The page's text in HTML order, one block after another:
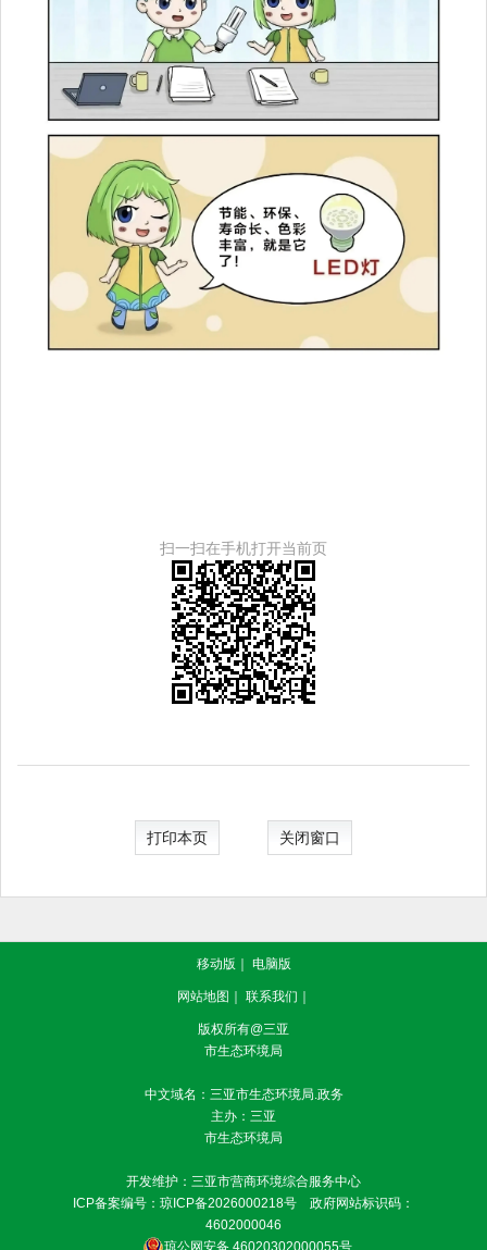
扫一扫在手机打开当前页
打印本页 关闭窗口
移动版 电脑版
网站地图 联系我们
版权所有@三亚
市生态环境局
中文域名：三亚市生态环境局.政务
主办：三亚
市生态环境局
开发维护：三亚市营商环境综合服务中心
ICP备案编号： 琼ICP备2026000218号
政府网站标识码：
4602000046